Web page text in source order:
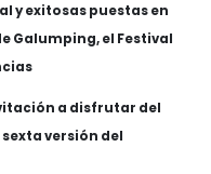
y exitosas puestas en
Galumping, el Festival
a disfrutar del
versión del